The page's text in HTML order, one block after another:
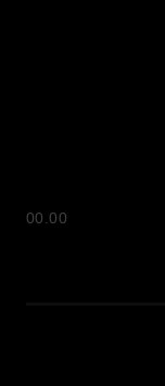
00.00